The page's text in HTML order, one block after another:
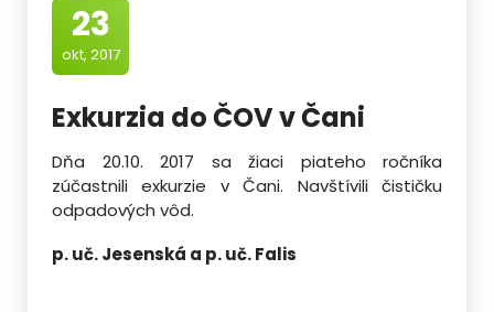
23
okt, 2017
Exkurzia do ČOV v Čani
Dňa 20.10. 2017 sa žiaci piateho ročníka
zúčastnili exkurzie v Čani. Navštívili čističku
odpadových vôd.
p. uč. Jesenská a p. uč. Falis